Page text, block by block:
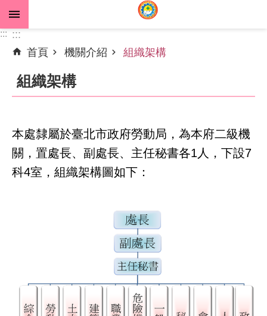
跳到主要內容區塊
進
搜
尋
公
告
務
::: :::
首頁
機關介紹 組織架構
組織架構
本處隸屬於臺北市政府勞動局，為本府二級機
關，置處長、副處長、主任秘書各1人，下設7
科4室，組織架構圖如下：